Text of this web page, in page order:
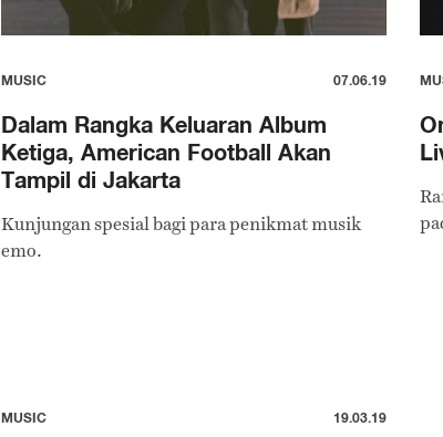
MUSIC 07.06.19
Dalam Rangka Keluaran Album
Ketiga, American Football Akan
Tampil di Jakarta
Kunjungan spesial bagi para penikmat musik
emo.
MUSIC 19.03.19